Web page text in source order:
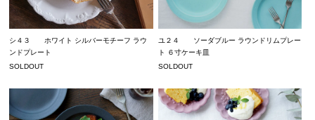
シ４３ ホワイト シルバーモチーフ ラウ
ンドプレート
SOLDOUT
ユ２４ ソーダブルー ラウンドリムプレー
ト ６寸ケーキ皿
SOLDOUT